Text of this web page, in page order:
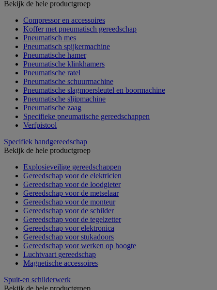
Bekijk de hele productgroep
Compressor en accessoires
Koffer met pneumatisch gereedschap
Pneumatisch mes
Pneumatisch spijkermachine
Pneumatische hamer
Pneumatische klinkhamers
Pneumatische ratel
Pneumatische schuurmachine
Pneumatische slagmoersleutel en boormachine
Pneumatische slijpmachine
Pneumatische zaag
Specifieke pneumatische gereedschappen
Verfpistool
Specifiek handgereedschap
Bekijk de hele productgroep
Explosieveilige gereedschappen
Gereedschap voor de elektricien
Gereedschap voor de loodgieter
Gereedschap voor de metselaar
Gereedschap voor de monteur
Gereedschap voor de schilder
Gereedschap voor de tegelzetter
Gereedschap voor elektronica
Gereedschap voor stukadoors
Gereedschap voor werken op hoogte
Luchtvaart gereedschap
Magnetische accessoires
Spuit-en schilderwerk
Bekijk de hele productgroep